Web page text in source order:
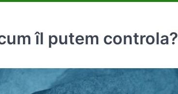
îl putem controla?